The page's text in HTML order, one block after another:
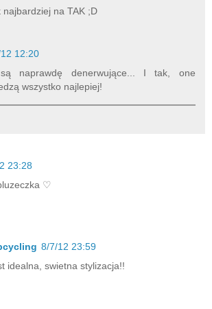
najbardziej na TAK ;D
12:20
naprawdę denerwujące... I tak, one
wszystko najlepiej!
23:28
♡
8/7/12 23:59
idealna, swietna stylizacja!!